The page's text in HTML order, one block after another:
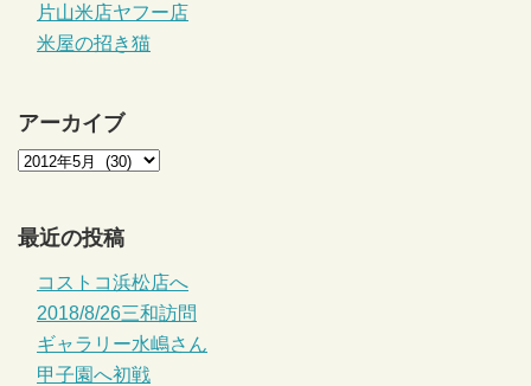
片山米店ヤフー店
米屋の招き猫
アーカイブ
最近の投稿
コストコ浜松店へ
2018/8/26三和訪問
ギャラリー水嶋さん
甲子園へ初戦